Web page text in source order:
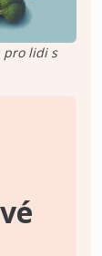
pro lidi s